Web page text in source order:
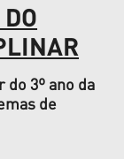
3º ano da
de